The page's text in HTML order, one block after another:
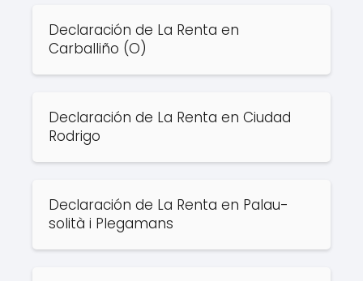
Declaración de La Renta en
Carballiño (O)
Declaración de La Renta en Ciudad
Rodrigo
Declaración de La Renta en Palau-
solità i Plegamans